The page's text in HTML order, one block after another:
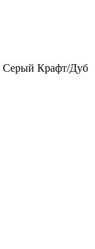
Серый Крафт/Дуб